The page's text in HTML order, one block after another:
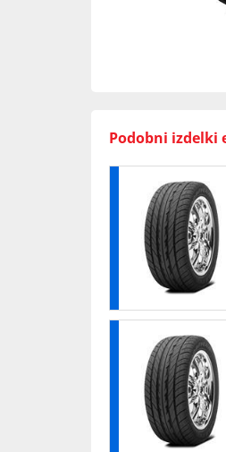
Podobni izdelki